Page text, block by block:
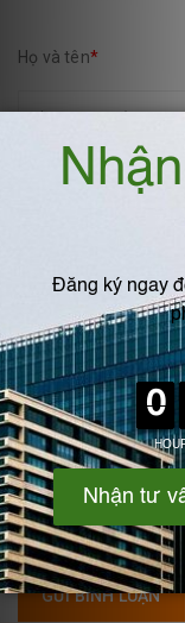
Họ và tên*
Viết bình luận*
GỬI BÌNH LUẬN